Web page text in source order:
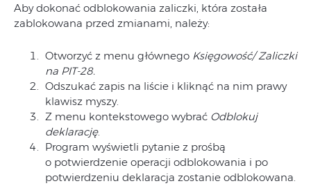
Aby dokonać odblokowania zaliczki, która została
zablokowana przed zmianami, należy:
Otworzyć z menu głównego Księgowość/ Zaliczki
na PIT-28.
Odszukać zapis na liście i kliknąć na nim prawy
klawisz myszy.
Z menu kontekstowego wybrać Odblokuj
deklarację.
Program wyświetli pytanie z prośbą
o potwierdzenie operacji odblokowania i po
potwierdzeniu deklaracja zostanie odblokowana.